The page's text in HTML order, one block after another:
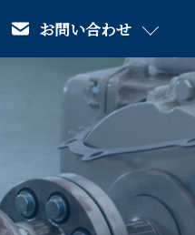
お問い合わせ